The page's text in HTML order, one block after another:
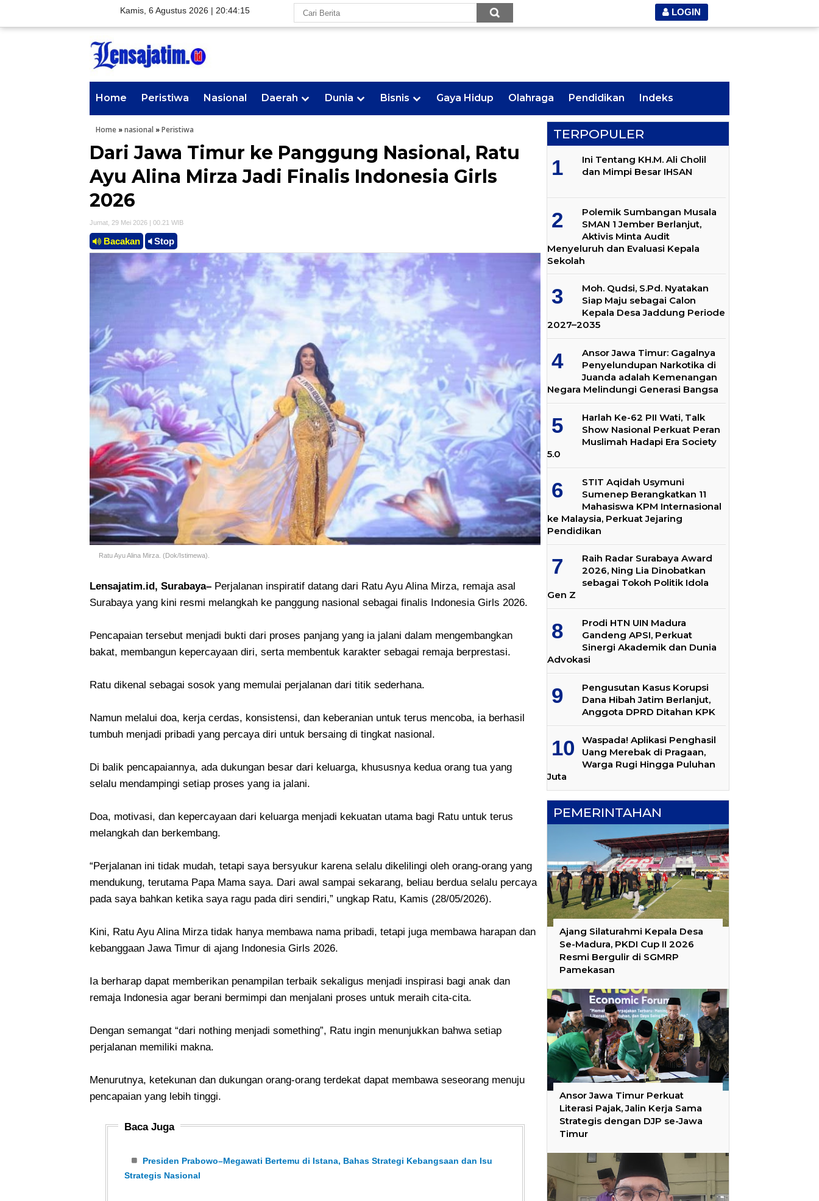
Kamis, 6 Agustus 2026 | 20:44:16 LOGIN
Home Peristiwa Nasional Daerah Dunia Bisnis Gaya Hidup Olahraga Pendidikan Indeks
Home »nasional »Peristiwa
Dari Jawa Timur ke Panggung Nasional, Ratu
Ayu Alina Mirza Jadi Finalis Indonesia Girls
2026
Jumat, 29 Mei 2026 | 00.21 WIB
Bacakan Stop
Ratu Ayu Alina Mirza. (Dok/Istimewa).
Lensajatim.id, Surabaya– Perjalanan inspiratif datang dari Ratu Ayu Alina Mirza, remaja asal
Surabaya yang kini resmi melangkah ke panggung nasional sebagai finalis Indonesia Girls 2026.
Pencapaian tersebut menjadi bukti dari proses panjang yang ia jalani dalam mengembangkan
bakat, membangun kepercayaan diri, serta membentuk karakter sebagai remaja berprestasi.
Ratu dikenal sebagai sosok yang memulai perjalanan dari titik sederhana.
Namun melalui doa, kerja cerdas, konsistensi, dan keberanian untuk terus mencoba, ia berhasil
tumbuh menjadi pribadi yang percaya diri untuk bersaing di tingkat nasional.
Di balik pencapaiannya, ada dukungan besar dari keluarga, khususnya kedua orang tua yang
selalu mendampingi setiap proses yang ia jalani.
Doa, motivasi, dan kepercayaan dari keluarga menjadi kekuatan utama bagi Ratu untuk terus
melangkah dan berkembang.
“Perjalanan ini tidak mudah, tetapi saya bersyukur karena selalu dikelilingi oleh orang-orang yang
mendukung, terutama Papa Mama saya. Dari awal sampai sekarang, beliau berdua selalu percaya
pada saya bahkan ketika saya ragu pada diri sendiri,” ungkap Ratu, Kamis (28/05/2026).
Kini, Ratu Ayu Alina Mirza tidak hanya membawa nama pribadi, tetapi juga membawa harapan dan
kebanggaan Jawa Timur di ajang Indonesia Girls 2026.
Ia berharap dapat memberikan penampilan terbaik sekaligus menjadi inspirasi bagi anak dan
remaja Indonesia agar berani bermimpi dan menjalani proses untuk meraih cita-cita.
Dengan semangat “dari nothing menjadi something”, Ratu ingin menunjukkan bahwa setiap
perjalanan memiliki makna.
Menurutnya, ketekunan dan dukungan orang-orang terdekat dapat membawa seseorang menuju
pencapaian yang lebih tinggi.
Baca Juga
Presiden Prabowo–Megawati Bertemu di Istana, Bahas Strategi Kebangsaan dan Isu
Strategis Nasional
TERPOPULER
Ini Tentang KH.M. Ali Cholil
dan Mimpi Besar IHSAN
Polemik Sumbangan Musala
SMAN 1 Jember Berlanjut,
Aktivis Minta Audit
Menyeluruh dan Evaluasi Kepala
Sekolah
Moh. Qudsi, S.Pd. Nyatakan
Siap Maju sebagai Calon
Kepala Desa Jaddung Periode
2027–2035
Ansor Jawa Timur: Gagalnya
Penyelundupan Narkotika di
Juanda adalah Kemenangan
Negara Melindungi Generasi Bangsa
Harlah Ke-62 PII Wati, Talk
Show Nasional Perkuat Peran
Muslimah Hadapi Era Society
5.0
STIT Aqidah Usymuni
Sumenep Berangkatkan 11
Mahasiswa KPM Internasional
ke Malaysia, Perkuat Jejaring
Pendidikan
Raih Radar Surabaya Award
2026, Ning Lia Dinobatkan
sebagai Tokoh Politik Idola
Gen Z
Prodi HTN UIN Madura
Gandeng APSI, Perkuat
Sinergi Akademik dan Dunia
Advokasi
Pengusutan Kasus Korupsi
Dana Hibah Jatim Berlanjut,
Anggota DPRD Ditahan KPK
Waspada! Aplikasi Penghasil
Uang Merebak di Pragaan,
Warga Rugi Hingga Puluhan
Juta
PEMERINTAHAN
Ajang Silaturahmi Kepala Desa
Se-Madura, PKDI Cup II 2026
Resmi Bergulir di SGMRP
Pamekasan
Ansor Jawa Timur Perkuat
Literasi Pajak, Jalin Kerja Sama
Strategis dengan DJP se-Jawa
Timur